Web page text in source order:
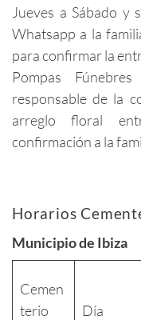
Jueves a Sábado y
Whatsapp a la
para confirmar la
Pompas
responsable de la
arreglo floral
confirmación a la
Horarios
Municipio de Ibiza
Cemen
terio
Día